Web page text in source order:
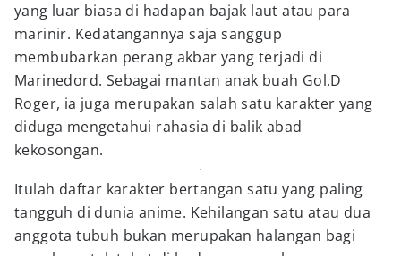
yang luar biasa di hadapan bajak laut atau para
marinir. Kedatangannya saja sanggup
membubarkan perang akbar yang terjadi di
Marinedord. Sebagai mantan anak buah Gol.D
Roger, ia juga merupakan salah satu karakter yang
diduga mengetahui rahasia di balik abad
kekosongan.
Itulah daftar karakter bertangan satu yang paling
tangguh di dunia anime. Kehilangan satu atau dua
anggota tubuh bukan merupakan halangan bagi